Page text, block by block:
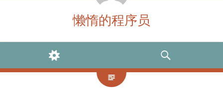
懒惰的程序员
WIDGETS
SEARCH